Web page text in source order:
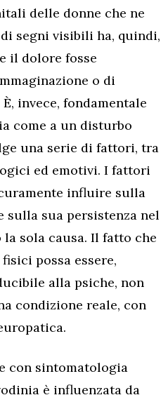
delle donne che ne
segni visibili ha, quindi,
il dolore fosse
o di
invece, fondamentale
come a un disturbo
una serie di fattori, tra
ed emotivi. I fattori
influire sulla
sulla sua persistenza nel
la sola causa. Il fatto che
possa essere,
alla psiche, non
condizione reale, con
con sintomatologia
è influenzata da